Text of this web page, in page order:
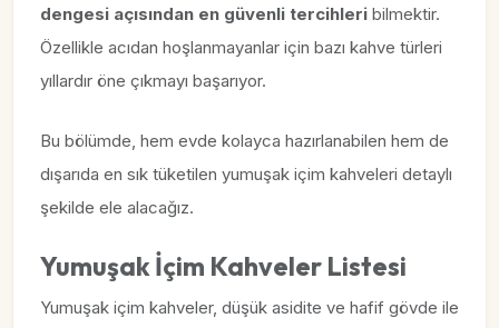
dengesi açısından en güvenli tercihleri bilmektir.
Özellikle acıdan hoşlanmayanlar için bazı kahve türleri
yıllardır öne çıkmayı başarıyor.
Bu bölümde, hem evde kolayca hazırlanabilen hem de
dışarıda en sık tüketilen yumuşak içim kahveleri detaylı
şekilde ele alacağız.
Yumuşak İçim Kahveler Listesi
Yumuşak içim kahveler, düşük asidite ve hafif gövde ile